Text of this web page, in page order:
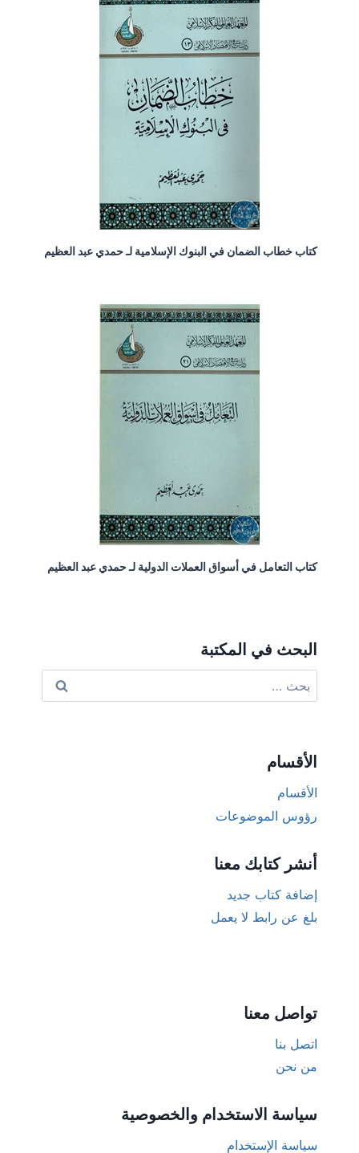
كتاب خطاب الضمان في البنوك الإسلامية لـ حمدي عبد العظيم
كتاب التعامل في أسواق العملات الدولية لـ حمدي عبد العظيم
البحث في المكتبة
عن:
الأقسام
الأقسام
رؤوس الموضوعات
أنشر كتابك معنا
إضافة كتاب جديد
بلغ عن رابط لا يعمل
تواصل معنا
اتصل بنا
من نحن
سياسة الاستخدام والخصوصية
سياسة الإستخدام